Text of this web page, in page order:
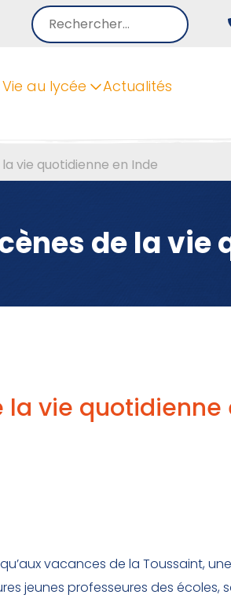
Rechercher :
Vie au lycée Actualités
vie quotidienne en Inde
de la vie
la vie quotidienne
vacances de la Toussaint,
jeunes professeures des